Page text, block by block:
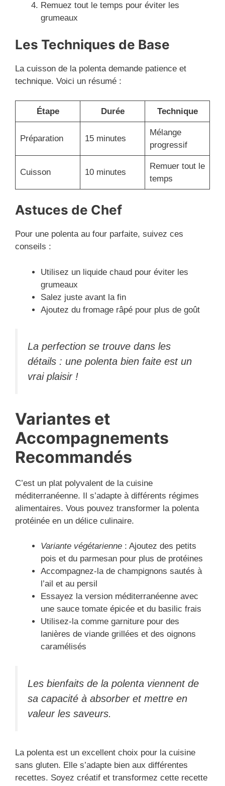
Remuez tout le temps pour éviter les
grumeaux
Les Techniques de Base
La cuisson de la polenta demande patience et
technique. Voici un résumé :
Étape Durée Technique
Préparation 15 minutes
Mélange
progressif
Cuisson 10 minutes
Remuer tout le
temps
Astuces de Chef
Pour une polenta au four parfaite, suivez ces
conseils :
Utilisez un liquide chaud pour éviter les
grumeaux
Salez juste avant la fin
Ajoutez du fromage râpé pour plus de goût
La perfection se trouve dans les
détails : une polenta bien faite est un
vrai plaisir !
Variantes et
Accompagnements
Recommandés
C’est un plat polyvalent de la cuisine
méditerranéenne. Il s’adapte à différents régimes
alimentaires. Vous pouvez transformer la polenta
protéinée en un délice culinaire.
Variante végétarienne : Ajoutez des petits
pois et du parmesan pour plus de protéines
Accompagnez-la de champignons sautés à
l’ail et au persil
Essayez la version méditerranéenne avec
une sauce tomate épicée et du basilic frais
Utilisez-la comme garniture pour des
lanières de viande grillées et des oignons
caramélisés
Les bienfaits de la polenta viennent de
sa capacité à absorber et mettre en
valeur les saveurs.
La polenta est un excellent choix pour la cuisine
sans gluten. Elle s’adapte bien aux différentes
recettes. Soyez créatif et transformez cette recette